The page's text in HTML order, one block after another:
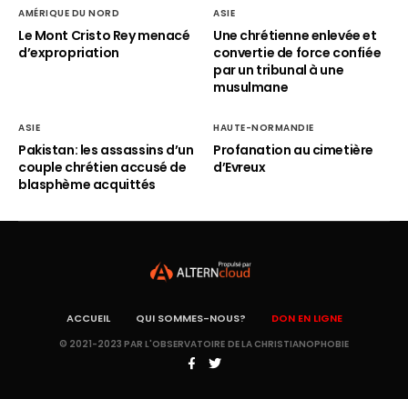
AMÉRIQUE DU NORD
Le Mont Cristo Rey menacé
d’expropriation
ASIE
Une chrétienne enlevée et
convertie de force confiée
par un tribunal à une
musulmane
ASIE
Pakistan: les assassins d’un
couple chrétien accusé de
blasphème acquittés
HAUTE-NORMANDIE
Profanation au cimetière
d’Evreux
ACCUEIL QUI SOMMES-NOUS? DON EN LIGNE
© 2021-2023 PAR L'OBSERVATOIRE DE LA CHRISTIANOPHOBIE